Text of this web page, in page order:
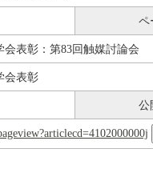
ペ
会表彰：第83回触媒討論会
会表彰
公